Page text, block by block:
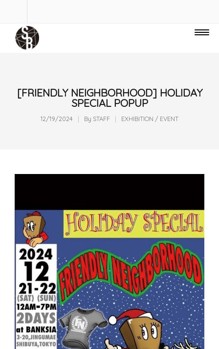
[FRIENDLY NEIGHBORHOOD] HOLIDAY
SPECIAL POPUP
12/19/2024 By STAFF EXHIBITION / EVENT